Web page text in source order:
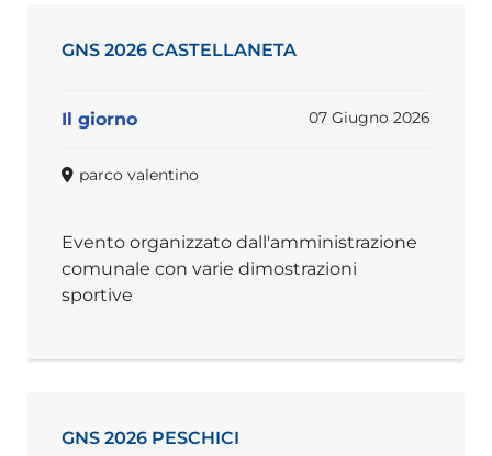
GNS 2026 CASTELLANETA
Il giorno 07 Giugno 2026
parco valentino
Evento organizzato dall'amministrazione
comunale con varie dimostrazioni
sportive
GNS 2026 PESCHICI